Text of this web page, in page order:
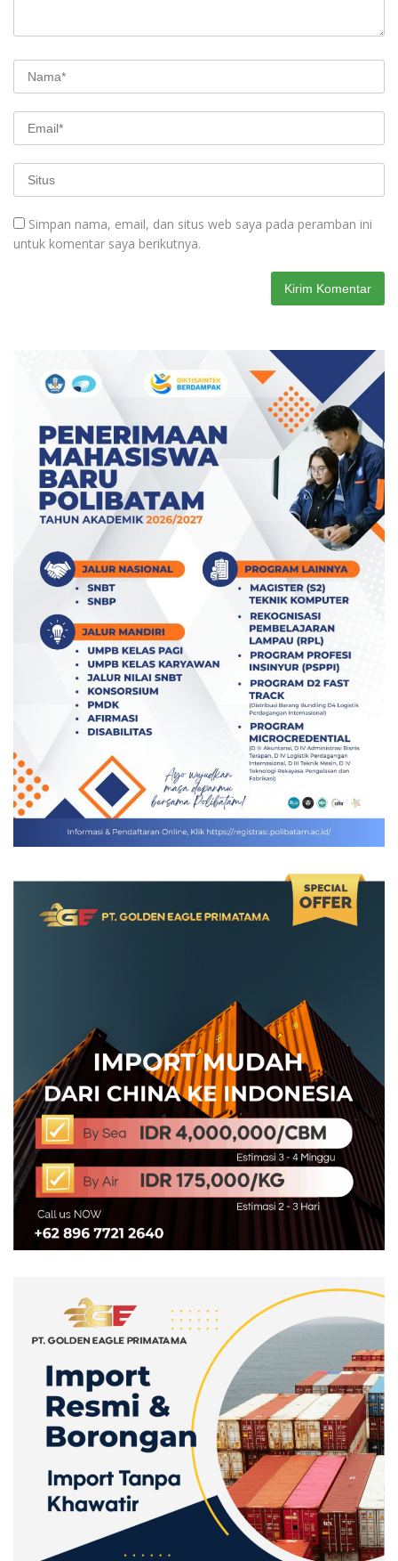
Simpan nama, email, dan situs web saya pada peramban ini
untuk komentar saya berikutnya.